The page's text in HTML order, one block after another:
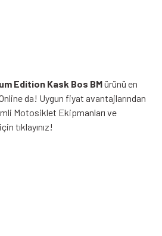
Edition Kask Bos BMürünü en
da! Uygun fiyat avantajlarından
Motosiklet Ekipmanları ve
tıklayınız!